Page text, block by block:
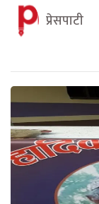
प्रेसपाटी